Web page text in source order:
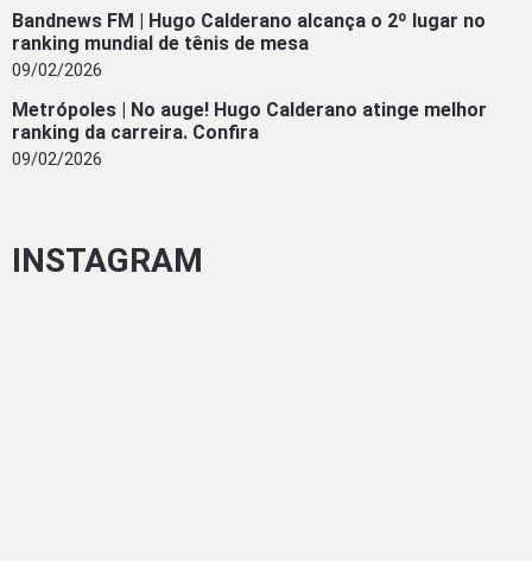
Bandnews FM | Hugo Calderano alcança o 2º lugar no
ranking mundial de tênis de mesa
09/02/2026
Metrópoles | No auge! Hugo Calderano atinge melhor
ranking da carreira. Confira
09/02/2026
INSTAGRAM